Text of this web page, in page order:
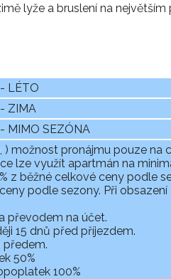
lyže a bruslení na největším
LÉTO
ZIMA
MIMO SEZÓNA
) možnost pronájmu pouze na
lze využít apartmán na
z běžné celkové ceny podle
podle sezony. Při
převodem na účet.
15 dnů před příjezdem.
předem.
50%
100%